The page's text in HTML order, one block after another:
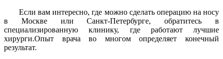
Если вам интересно, где можно сделать операцию на носу
в Москве или Санкт-Петербурге, обратитесь в
специализированную клинику, где работают лучшие
хирурги.Опыт врача во многом определяет конечный
результат.